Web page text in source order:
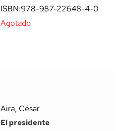
ISBN:978-987-22648-4-0
Agotado
Aira, César
El presidente